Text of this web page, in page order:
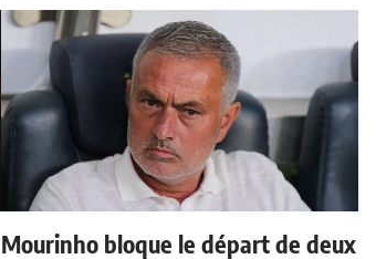
Mourinho bloque le départ de deux